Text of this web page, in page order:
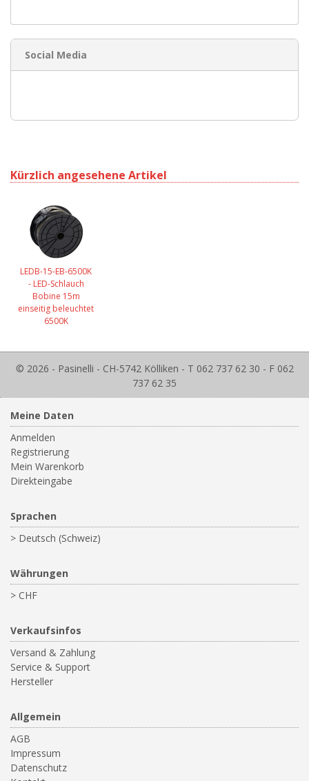
Social Media
Kürzlich angesehene Artikel
LEDB-15-EB-6500K
- LED-Schlauch
Bobine 15m
einseitig beleuchtet
6500K
© 2026 - Pasinelli - CH-5742 Kölliken - T 062 737 62 30 - F 062
737 62 35
Meine Daten
Anmelden
Registrierung
Mein Warenkorb
Direkteingabe
Sprachen
> Deutsch (Schweiz)
Währungen
> CHF
Verkaufsinfos
Versand & Zahlung
Service & Support
Hersteller
Allgemein
AGB
Impressum
Datenschutz